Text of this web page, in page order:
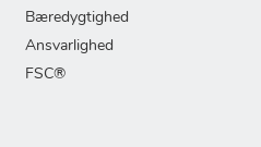
Bæredygtighed
Ansvarlighed
FSC®